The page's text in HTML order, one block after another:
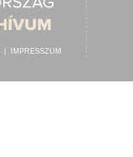
IMPRESSZUM